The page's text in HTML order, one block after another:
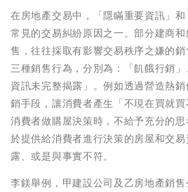
在房地產交易中，「隱瞞重要資訊」
常見的交易糾紛原因之一。部分建商
售，往往採取有影響交易秩序之嫌的
三種銷售行為，分別為：「飢餓行銷
資訊未完整揭露」。例如透過營造熱
銷手段，讓消費者產生「不現在買就
消費者做購屋決策時，不給予充分的
於提供給消費者進行決策的房屋和交
露、或是與事實不符。
李鎂舉例，甲建設公司及乙房地產銷